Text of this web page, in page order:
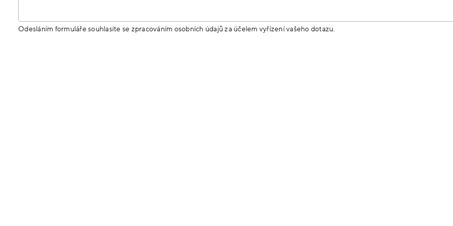
Odesláním formuláře souhlasíte se zpracováním osobních údajů za účelem vyřízení vašeho dotazu.